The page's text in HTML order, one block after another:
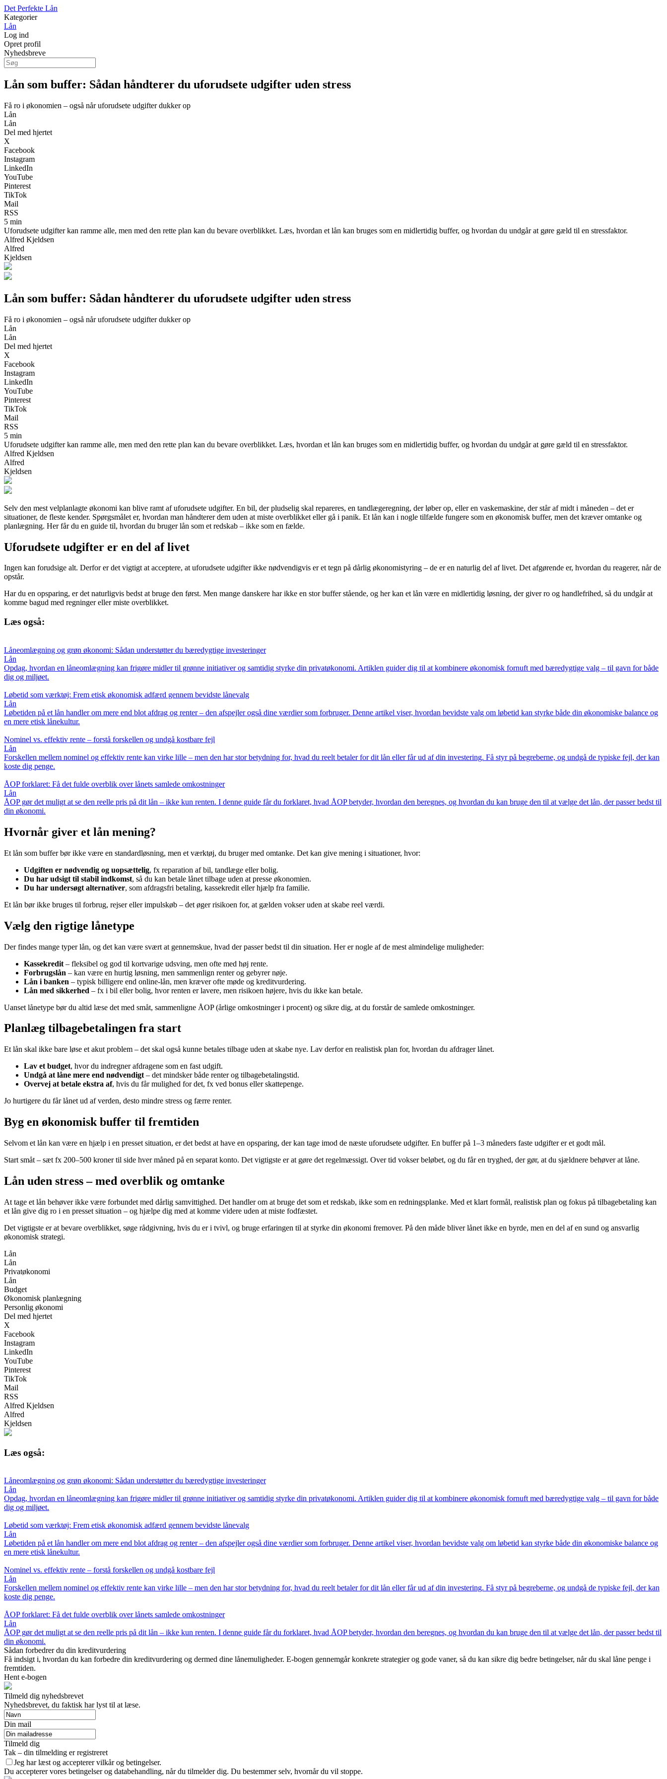
Det Perfekte Lån
Kategorier
Lån
Log ind
Opret profil
Nyhedsbreve
Lån som buffer: Sådan håndterer du uforudsete udgifter uden stress
Få ro i økonomien – også når uforudsete udgifter dukker op
Lån
Lån
Del med hjertet
X
Facebook
Instagram
LinkedIn
YouTube
Pinterest
TikTok
Mail
RSS
5 min
Uforudsete udgifter kan ramme alle, men med den rette plan kan du bevare overblikket. Læs, hvordan et lån kan bruges som en midlertidig buffer, og hvordan du undgår at gøre gæld til en stressfaktor.
Alfred Kjeldsen
Alfred
Kjeldsen
Lån som buffer: Sådan håndterer du uforudsete udgifter uden stress
Få ro i økonomien – også når uforudsete udgifter dukker op
Lån
Lån
Del med hjertet
X
Facebook
Instagram
LinkedIn
YouTube
Pinterest
TikTok
Mail
RSS
5 min
Uforudsete udgifter kan ramme alle, men med den rette plan kan du bevare overblikket. Læs, hvordan et lån kan bruges som en midlertidig buffer, og hvordan du undgår at gøre gæld til en stressfaktor.
Alfred Kjeldsen
Alfred
Kjeldsen
Selv den mest velplanlagte økonomi kan blive ramt af uforudsete udgifter. En bil, der pludselig skal repareres, en tandlægeregning, der løber op, eller en vaskemaskine, der står af midt i måneden – det er
situationer, de fleste kender. Spørgsmålet er, hvordan man håndterer dem uden at miste overblikket eller gå i panik. Et lån kan i nogle tilfælde fungere som en økonomisk buffer, men det kræver omtanke og
planlægning. Her får du en guide til, hvordan du bruger lån som et redskab – ikke som en fælde.
Uforudsete udgifter er en del af livet
Ingen kan forudsige alt. Derfor er det vigtigt at acceptere, at uforudsete udgifter ikke nødvendigvis er et tegn på dårlig økonomistyring – de er en naturlig del af livet. Det afgørende er, hvordan du reagerer, når de
opstår.
Har du en opsparing, er det naturligvis bedst at bruge den først. Men mange danskere har ikke en stor buffer stående, og her kan et lån være en midlertidig løsning, der giver ro og handlefrihed, så du undgår at
komme bagud med regninger eller miste overblikket.
Læs også:
Låneomlægning og grøn økonomi: Sådan understøtter du bæredygtige investeringer
Lån
Opdag, hvordan en låneomlægning kan frigøre midler til grønne initiativer og samtidig styrke din privatøkonomi. Artiklen guider dig til at kombinere økonomisk fornuft med bæredygtige valg – til gavn for både
dig og miljøet.
Løbetid som værktøj: Frem etisk økonomisk adfærd gennem bevidste lånevalg
Lån
Løbetiden på et lån handler om mere end blot afdrag og renter – den afspejler også dine værdier som forbruger. Denne artikel viser, hvordan bevidste valg om løbetid kan styrke både din økonomiske balance og
en mere etisk lånekultur.
Nominel vs. effektiv rente – forstå forskellen og undgå kostbare fejl
Lån
Forskellen mellem nominel og effektiv rente kan virke lille – men den har stor betydning for, hvad du reelt betaler for dit lån eller får ud af din investering. Få styr på begreberne, og undgå de typiske fejl, der kan
koste dig penge.
ÅOP forklaret: Få det fulde overblik over lånets samlede omkostninger
Lån
ÅOP gør det muligt at se den reelle pris på dit lån – ikke kun renten. I denne guide får du forklaret, hvad ÅOP betyder, hvordan den beregnes, og hvordan du kan bruge den til at vælge det lån, der passer bedst til
din økonomi.
Hvornår giver et lån mening?
Et lån som buffer bør ikke være en standardløsning, men et værktøj, du bruger med omtanke. Det kan give mening i situationer, hvor:
Udgiften er nødvendig og uopsættelig, fx reparation af bil, tandlæge eller bolig.
Du har udsigt til stabil indkomst, så du kan betale lånet tilbage uden at presse økonomien.
Du har undersøgt alternativer, som afdragsfri betaling, kassekredit eller hjælp fra familie.
Et lån bør ikke bruges til forbrug, rejser eller impulskøb – det øger risikoen for, at gælden vokser uden at skabe reel værdi.
Vælg den rigtige lånetype
Der findes mange typer lån, og det kan være svært at gennemskue, hvad der passer bedst til din situation. Her er nogle af de mest almindelige muligheder:
Kassekredit – fleksibel og god til kortvarige udsving, men ofte med høj rente.
Forbrugslån – kan være en hurtig løsning, men sammenlign renter og gebyrer nøje.
Lån i banken – typisk billigere end online-lån, men kræver ofte møde og kreditvurdering.
Lån med sikkerhed – fx i bil eller bolig, hvor renten er lavere, men risikoen højere, hvis du ikke kan betale.
Uanset lånetype bør du altid læse det med småt, sammenligne ÅOP (årlige omkostninger i procent) og sikre dig, at du forstår de samlede omkostninger.
Planlæg tilbagebetalingen fra start
Et lån skal ikke bare løse et akut problem – det skal også kunne betales tilbage uden at skabe nye. Lav derfor en realistisk plan for, hvordan du afdrager lånet.
Lav et budget, hvor du indregner afdragene som en fast udgift.
Undgå at låne mere end nødvendigt – det mindsker både renter og tilbagebetalingstid.
Overvej at betale ekstra af, hvis du får mulighed for det, fx ved bonus eller skattepenge.
Jo hurtigere du får lånet ud af verden, desto mindre stress og færre renter.
Byg en økonomisk buffer til fremtiden
Selvom et lån kan være en hjælp i en presset situation, er det bedst at have en opsparing, der kan tage imod de næste uforudsete udgifter. En buffer på 1–3 måneders faste udgifter er et godt mål.
Start småt – sæt fx 200–500 kroner til side hver måned på en separat konto. Det vigtigste er at gøre det regelmæssigt. Over tid vokser beløbet, og du får en tryghed, der gør, at du sjældnere behøver at låne.
Lån uden stress – med overblik og omtanke
At tage et lån behøver ikke være forbundet med dårlig samvittighed. Det handler om at bruge det som et redskab, ikke som en redningsplanke. Med et klart formål, realistisk plan og fokus på tilbagebetaling kan
et lån give dig ro i en presset situation – og hjælpe dig med at komme videre uden at miste fodfæstet.
Det vigtigste er at bevare overblikket, søge rådgivning, hvis du er i tvivl, og bruge erfaringen til at styrke din økonomi fremover. På den måde bliver lånet ikke en byrde, men en del af en sund og ansvarlig
økonomisk strategi.
Lån
Lån
Privatøkonomi
Lån
Budget
Økonomisk planlægning
Personlig økonomi
Del med hjertet
X
Facebook
Instagram
LinkedIn
YouTube
Pinterest
TikTok
Mail
RSS
Alfred Kjeldsen
Alfred
Kjeldsen
Læs også:
Låneomlægning og grøn økonomi: Sådan understøtter du bæredygtige investeringer
Lån
Opdag, hvordan en låneomlægning kan frigøre midler til grønne initiativer og samtidig styrke din privatøkonomi. Artiklen guider dig til at kombinere økonomisk fornuft med bæredygtige valg – til gavn for både
dig og miljøet.
Løbetid som værktøj: Frem etisk økonomisk adfærd gennem bevidste lånevalg
Lån
Løbetiden på et lån handler om mere end blot afdrag og renter – den afspejler også dine værdier som forbruger. Denne artikel viser, hvordan bevidste valg om løbetid kan styrke både din økonomiske balance og
en mere etisk lånekultur.
Nominel vs. effektiv rente – forstå forskellen og undgå kostbare fejl
Lån
Forskellen mellem nominel og effektiv rente kan virke lille – men den har stor betydning for, hvad du reelt betaler for dit lån eller får ud af din investering. Få styr på begreberne, og undgå de typiske fejl, der kan
koste dig penge.
ÅOP forklaret: Få det fulde overblik over lånets samlede omkostninger
Lån
ÅOP gør det muligt at se den reelle pris på dit lån – ikke kun renten. I denne guide får du forklaret, hvad ÅOP betyder, hvordan den beregnes, og hvordan du kan bruge den til at vælge det lån, der passer bedst til
din økonomi.
Sådan forbedrer du din kreditvurdering
Få indsigt i, hvordan du kan forbedre din kreditvurdering og dermed dine lånemuligheder. E-bogen gennemgår konkrete strategier og gode vaner, så du kan sikre dig bedre betingelser, når du skal låne penge i
fremtiden.
Hent e-bogen
Tilmeld dig nyhedsbrevet
Nyhedsbrevet, du faktisk har lyst til at læse.
Din mail
Tilmeld dig
Tak – din tilmelding er registreret
Jeg har læst og accepterer vilkår og betingelser.
Du accepterer vores betingelser og databehandling, når du tilmelder dig. Du bestemmer selv, hvornår du vil stoppe.